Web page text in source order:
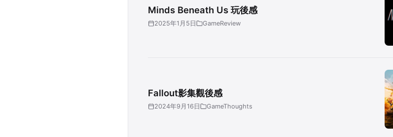
Minds Beneath Us 玩後感
2025年1月5日 GameReview
Fallout影集觀後感
2024年9月16日 GameThoughts